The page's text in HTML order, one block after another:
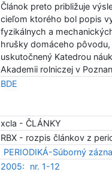
Článok preto približuje
cieľom ktorého bol popis
fyzikálnych a
hrušky domáceho
uskutočnený Katedrou
Akademii rolniczej v
BDE
xcla - ČLÁNKY
RBX - rozpis článkov z
PERIODIKÁ-Súborný
2005: nr. 1-12